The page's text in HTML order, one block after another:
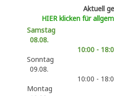
Aktuell
HIER klicken für
Samstag
08.08.
10:00 -
Sonntag
09.08.
10:00 -
Montag